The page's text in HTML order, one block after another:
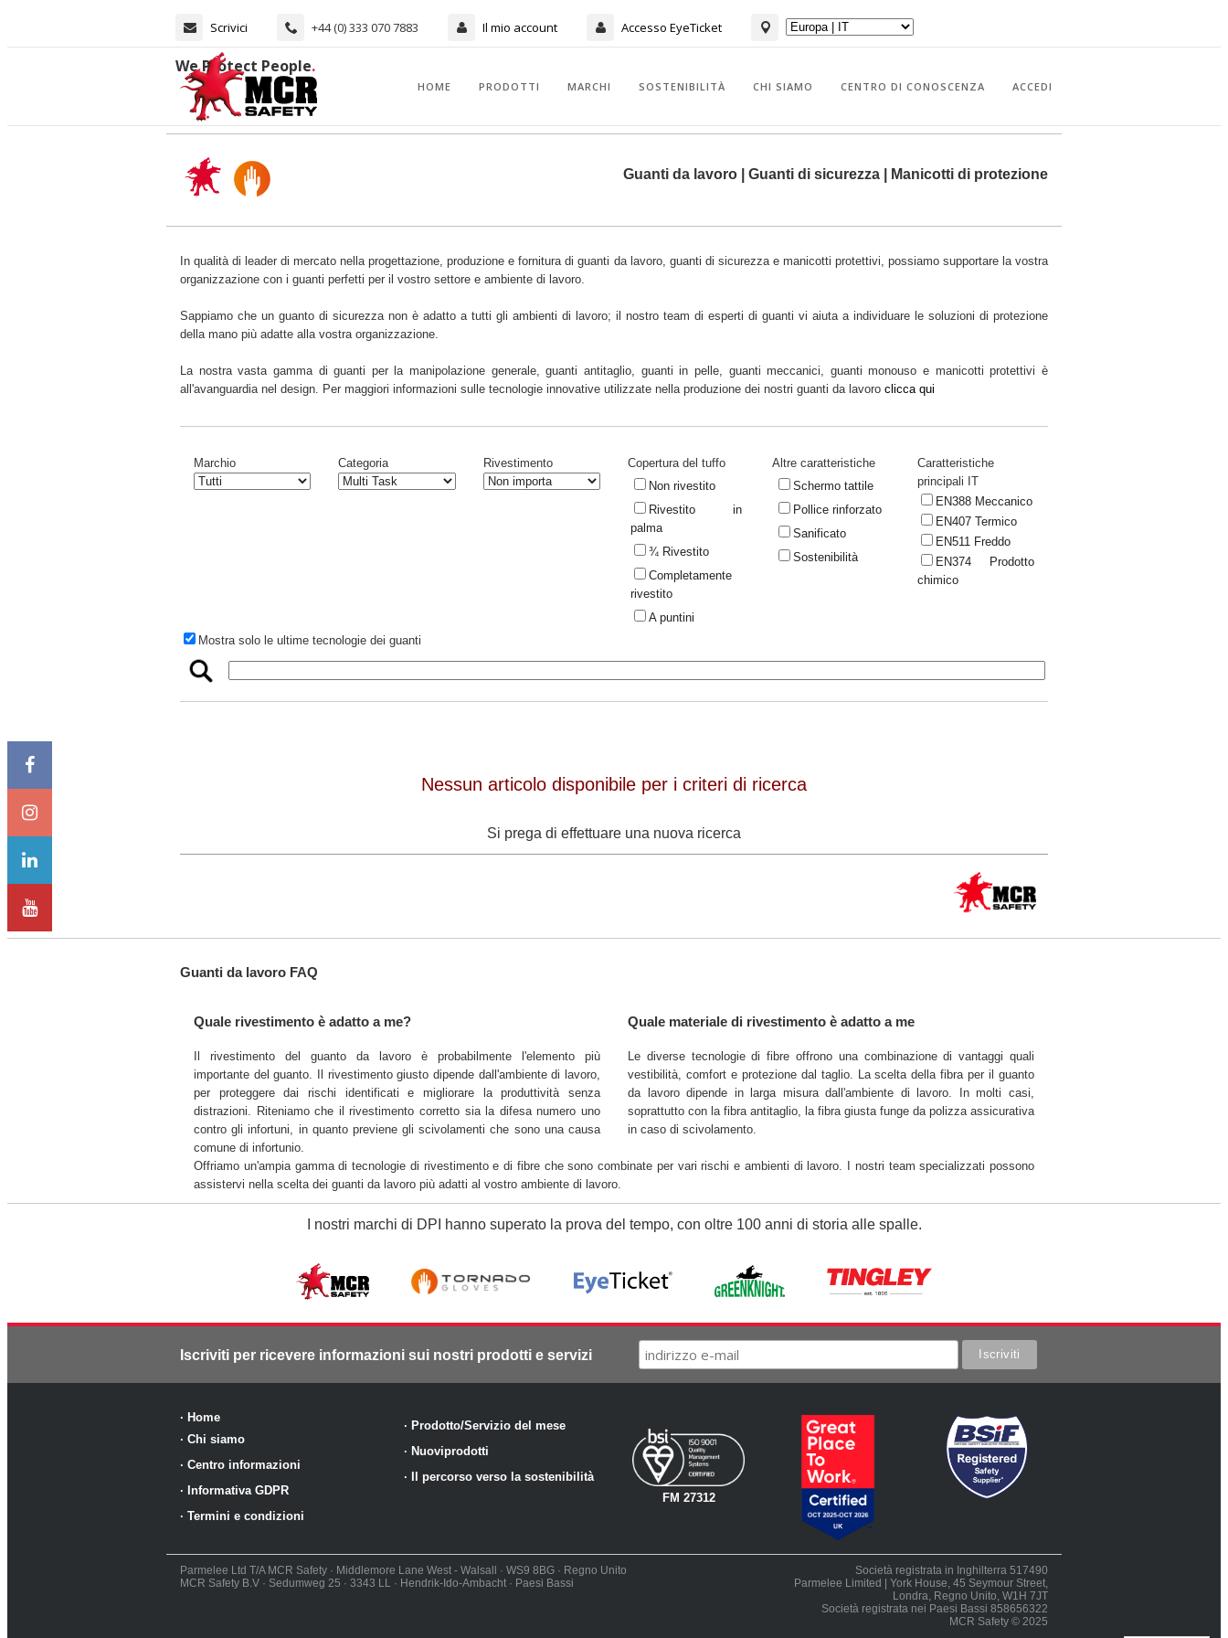
Scrivici +44 (0) 333 070 7883 Il mio account Accesso EyeTicket
We Protect People.
HOME PRODOTTI MARCHI SOSTENIBILITÀ CHI SIAMO CENTRO DI CONOSCENZA ACCEDI
Guanti da lavoro | Guanti di sicurezza | Manicotti di protezione
In qualità di leader di mercato nella progettazione, produzione e fornitura di guanti da lavoro, guanti di sicurezza e manicotti protettivi, possiamo supportare la vostra
organizzazione con i guanti perfetti per il vostro settore e ambiente di lavoro.
Sappiamo che un guanto di sicurezza non è adatto a tutti gli ambienti di lavoro; il nostro team di esperti di guanti vi aiuta a individuare le soluzioni di protezione
della mano più adatte alla vostra organizzazione.
La nostra vasta gamma di guanti per la manipolazione generale, guanti antitaglio, guanti in pelle, guanti meccanici, guanti monouso e manicotti protettivi è
all'avanguardia nel design. Per maggiori informazioni sulle tecnologie innovative utilizzate nella produzione dei nostri guanti da lavoro clicca qui
Marchio Categoria Rivestimento
Copertura del tuffo
Non rivestito
Rivestito in
palma
¾ Rivestito
Completamente
rivestito
A puntini
Altre caratteristiche
Schermo tattile
Pollice rinforzato
Sanificato
Sostenibilità
Caratteristiche
principali IT
EN388 Meccanico
EN407 Termico
EN511 Freddo
EN374 Prodotto
chimico
Mostra solo le ultime tecnologie dei guanti
Nessun articolo disponibile per i criteri di ricerca
Si prega di effettuare una nuova ricerca
Guanti da lavoro FAQ
Quale rivestimento è adatto a me?
Il rivestimento del guanto da lavoro è probabilmente l'elemento più
importante del guanto. Il rivestimento giusto dipende dall'ambiente di lavoro,
per proteggere dai rischi identificati e migliorare la produttività senza
distrazioni. Riteniamo che il rivestimento corretto sia la difesa numero uno
contro gli infortuni, in quanto previene gli scivolamenti che sono una causa
comune di infortunio.
Quale materiale di rivestimento è adatto a me
Le diverse tecnologie di fibre offrono una combinazione di vantaggi quali
vestibilità, comfort e protezione dal taglio. La scelta della fibra per il guanto
da lavoro dipende in larga misura dall'ambiente di lavoro. In molti casi,
soprattutto con la fibra antitaglio, la fibra giusta funge da polizza assicurativa
in caso di scivolamento.
Offriamo un'ampia gamma di tecnologie di rivestimento e di fibre che sono combinate per vari rischi e ambienti di lavoro. I nostri team specializzati possono
assistervi nella scelta dei guanti da lavoro più adatti al vostro ambiente di lavoro.
I nostri marchi di DPI hanno superato la prova del tempo, con oltre 100 anni di storia alle spalle.
Iscriviti per ricevere informazioni sui nostri prodotti e servizi
· Home
· Chi siamo
· Centro informazioni
· Informativa GDPR
· Termini e condizioni
· Prodotto/Servizio del mese
· Nuoviprodotti
·
Il percorso verso la sostenibilità
FM 27312
Parmelee Ltd T/A MCR Safety · Middlemore Lane West - Walsall · WS9 8BG · Regno Unito
MCR Safety B.V · Sedumweg 25 · 3343 LL · Hendrik-Ido-Ambacht · Paesi Bassi
Società registrata in Inghilterra 517490
Parmelee Limited | York House, 45 Seymour Street,
Londra, Regno Unito, W1H 7JT
Società registrata nei Paesi Bassi 858656322
MCR Safety © 2025